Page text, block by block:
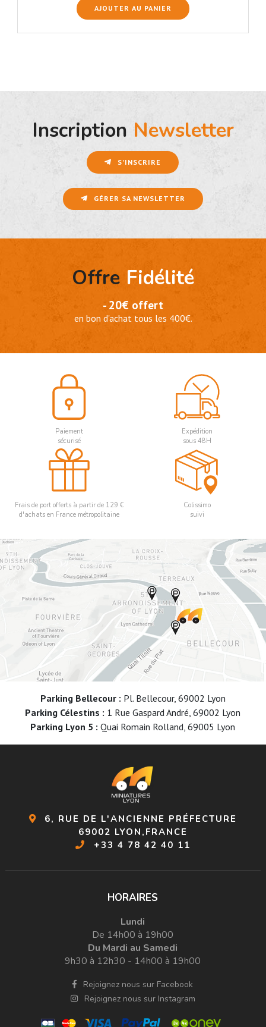
AJOUTER AU PANIER
S'INSCRIRE
GÉRER SA NEWSLETTER
Inscription Newsletter
Offre Fidélité
- 20€ offert
en bon d'achat tous les 400€.
Paiement
sécurisé
Expédition
sous 48H
Frais de port offerts à partir de 129 €
d'achats en France métropolitaine
Colissimo
suivi
Parking Bellecour : Pl. Bellecour, 69002 Lyon
Parking Célestins : 1 Rue Gaspard André, 69002 Lyon
Parking Lyon 5 : Quai Romain Rolland, 69005 Lyon
6, RUE DE L'ANCIENNE PRÉFECTURE
69002 LYON,FRANCE
+33 4 78 42 40 11
HORAIRES
Lundi
De 14h00 à 19h00
Du Mardi au Samedi
9h30 à 12h30 - 14h00 à 19h00
Rejoignez nous sur Facebook
Rejoignez nous sur Instagram